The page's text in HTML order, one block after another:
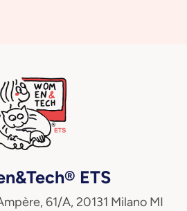
ETS
61/A, 20131 Milano MI